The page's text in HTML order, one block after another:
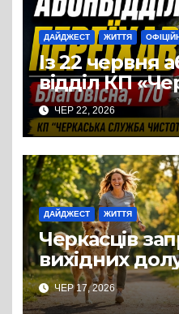
ДАЙДЖЕСТ ЖИТТЯ
Із 22 червня
відділ КП
служба
новою
Благовісна,
ЧЕР 22, 2026
ДАЙДЖЕСТ ЖИТТЯ
Черкасців
вихідних
прогулянок
ЧЕР 17, 2026